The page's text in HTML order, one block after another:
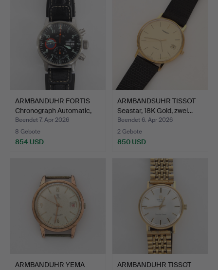
ARMBANDUHR FORTIS
Chronograph Automatic,
M…
Beendet 7. Apr 2026
8 Gebote
854 USD
ARMBANDSUHR TISSOT
Seastar, 18K Gold, zwei…
Beendet 6. Apr 2026
2 Gebote
850 USD
ARMBANDUHR YEMA
ARMBANDUHR TISSOT